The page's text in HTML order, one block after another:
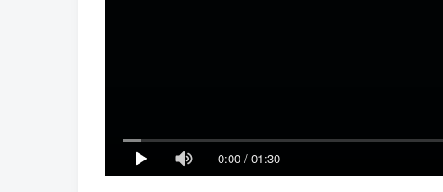
0:00 / 01:30